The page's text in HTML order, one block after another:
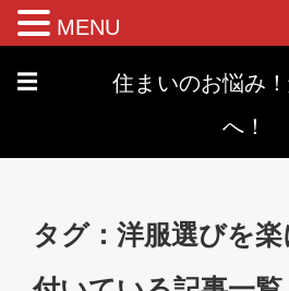
☰
住まいのお悩み
へ！
タグ：洋服選びを
MENU